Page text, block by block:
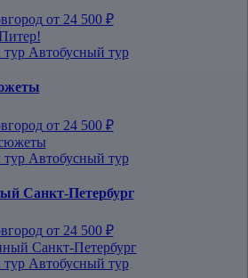
от 24 500 ₽
Автобусный тур
от 24 500 ₽
Автобусный тур
Санкт-Петербург
от 24 500 ₽
Автобусный тур